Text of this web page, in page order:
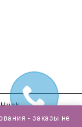
- заказы не